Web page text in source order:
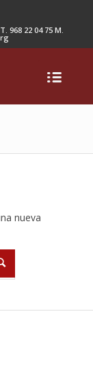
968 22 04 75 M.
nueva